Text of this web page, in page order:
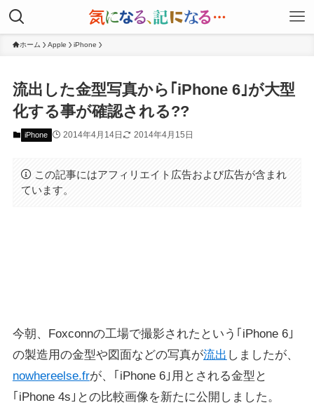
ホーム Apple iPhone
流出した金型写真から｢iPhone 6｣が大型
化する事が確認される??
iPhone 2014年4月14日 2014年4月15日
この記事にはアフィリエイト広告および広告が含まれ
ています。
今朝、Foxconnの工場で撮影されたという｢iPhone 6｣
の製造用の金型や図面などの写真が流出 しましたが、
nowhereelse.frが、｢iPhone 6｣用とされる金型と
｢iPhone 4s｣との比較画像を新たに公開しました。